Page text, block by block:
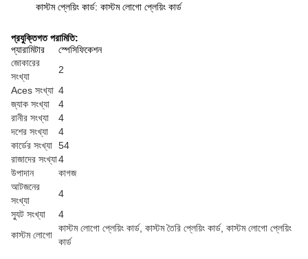
কাস্টম প্লেয়িং কার্ড: কাস্টম লোগো প্লেয়িং কার্ড
প্রযুক্তিগত পরামিতি:
প্যারামিটার
স্পেসিফিকেশন
জোকারের
সংখ্যা
2
Aces সংখ্যা 4
জ্যাক সংখ্যা
4
রানীর সংখ্যা
4
দশের সংখ্যা
4
কার্ডের সংখ্যা 54
রাজাদের সংখ্যা4
উপাদান
কাগজ
আটজনের
সংখ্যা
4
স্যুট সংখ্যা
4
কাস্টম লোগো
কাস্টম লোগো প্লেয়িং কার্ড, কাস্টম তৈরি প্লেয়িং কার্ড, কাস্টম লোগো প্লেয়িং
কার্ড